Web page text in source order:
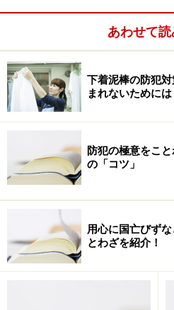
引きはすなわち窃盗罪であり
罪なのだということです。
あわせて
下着泥棒の防犯
まれないためには
防犯の極意をこ
の「コツ」
用心に国亡びず
とわざを紹介！